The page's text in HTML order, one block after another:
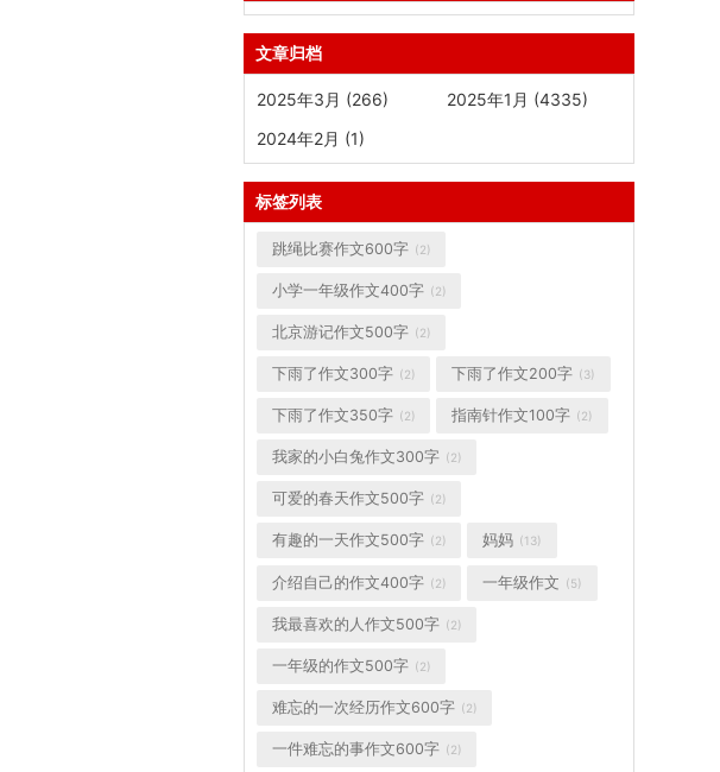
文章归档
2025年3月 (266)
2025年1月 (4335)
2024年2月 (1)
标签列表
跳绳比赛作文600字 (2)
小学一年级作文400字 (2)
北京游记作文500字 (2)
下雨了作文300字 (2) 下雨了作文200字 (3)
下雨了作文350字 (2) 指南针作文100字 (2)
我家的小白兔作文300字 (2)
可爱的春天作文500字 (2)
有趣的一天作文500字 (2) 妈妈 (13)
介绍自己的作文400字 (2) 一年级作文 (5)
我最喜欢的人作文500字 (2)
一年级的作文500字 (2)
难忘的一次经历作文600字 (2)
一件难忘的事作文600字 (2)